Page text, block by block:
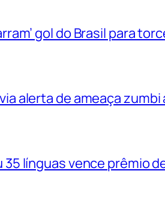
gol do Brasil para
alerta de ameaça
35 línguas vence prêmio